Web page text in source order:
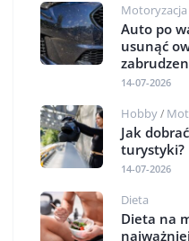
Motoryzacja
Auto po
usunąć
14-07-2026
Hobby/
Jak
turystyki?
14-07-2026
Dieta
Dieta na